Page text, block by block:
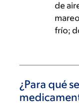
de
frío;
¿Para qué